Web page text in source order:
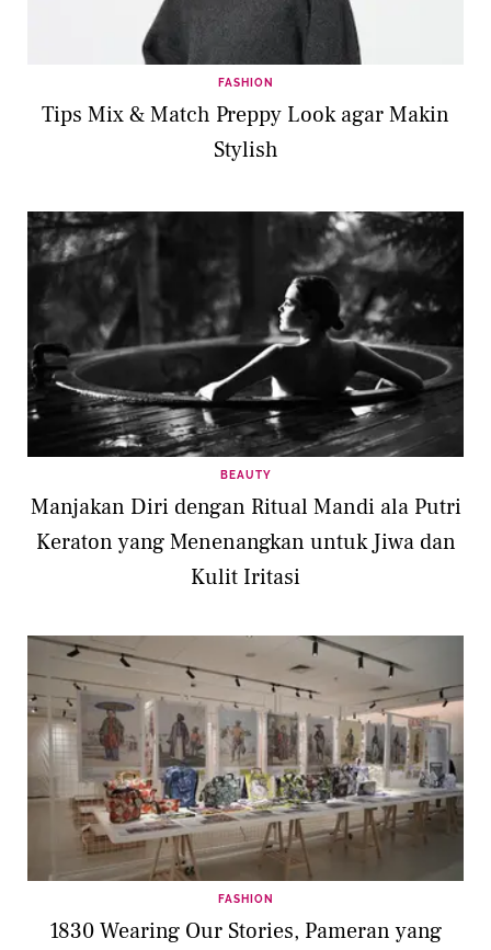
FASHION
Tips Mix & Match Preppy Look agar Makin
Stylish
BEAUTY
Manjakan Diri dengan Ritual Mandi ala Putri
Keraton yang Menenangkan untuk Jiwa dan
Kulit Iritasi
FASHION
1830 Wearing Our Stories, Pameran yang